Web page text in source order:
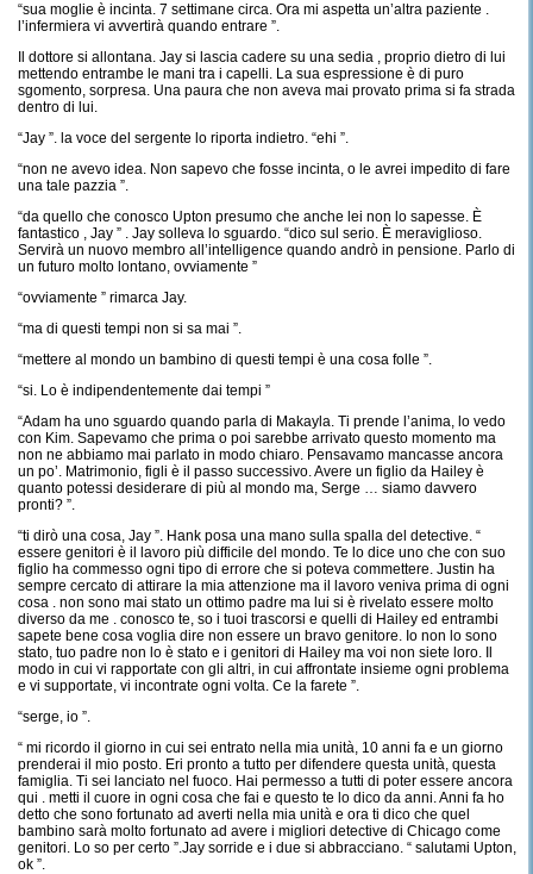
“sua moglie è incinta. 7 settimane circa. Ora mi aspetta un’altra paziente .
l’infermiera vi avvertirà quando entrare ”.
Il dottore si allontana. Jay si lascia cadere su una sedia , proprio dietro di lui
mettendo entrambe le mani tra i capelli. La sua espressione è di puro
sgomento, sorpresa. Una paura che non aveva mai provato prima si fa strada
dentro di lui.
“Jay ”. la voce del sergente lo riporta indietro. “ehi ”.
“non ne avevo idea. Non sapevo che fosse incinta, o le avrei impedito di fare
una tale pazzia ”.
“da quello che conosco Upton presumo che anche lei non lo sapesse. È
fantastico , Jay ” . Jay solleva lo sguardo. “dico sul serio. È meraviglioso.
Servirà un nuovo membro all’intelligence quando andrò in pensione. Parlo di
un futuro molto lontano, ovviamente ”
“ovviamente ” rimarca Jay.
“ma di questi tempi non si sa mai ”.
“mettere al mondo un bambino di questi tempi è una cosa folle ”.
“si. Lo è indipendentemente dai tempi ”
“Adam ha uno sguardo quando parla di Makayla. Ti prende l’anima, lo vedo
con Kim. Sapevamo che prima o poi sarebbe arrivato questo momento ma
non ne abbiamo mai parlato in modo chiaro. Pensavamo mancasse ancora
un po’. Matrimonio, figli è il passo successivo. Avere un figlio da Hailey è
quanto potessi desiderare di più al mondo ma, Serge … siamo davvero
pronti? ”.
“ti dirò una cosa, Jay ”. Hank posa una mano sulla spalla del detective. “
essere genitori è il lavoro più difficile del mondo. Te lo dice uno che con suo
figlio ha commesso ogni tipo di errore che si poteva commettere. Justin ha
sempre cercato di attirare la mia attenzione ma il lavoro veniva prima di ogni
cosa . non sono mai stato un ottimo padre ma lui si è rivelato essere molto
diverso da me . conosco te, so i tuoi trascorsi e quelli di Hailey ed entrambi
sapete bene cosa voglia dire non essere un bravo genitore. Io non lo sono
stato, tuo padre non lo è stato e i genitori di Hailey ma voi non siete loro. Il
modo in cui vi rapportate con gli altri, in cui affrontate insieme ogni problema
e vi supportate, vi incontrate ogni volta. Ce la farete ”.
“serge, io ”.
“ mi ricordo il giorno in cui sei entrato nella mia unità, 10 anni fa e un giorno
prenderai il mio posto. Eri pronto a tutto per difendere questa unità, questa
famiglia. Ti sei lanciato nel fuoco. Hai permesso a tutti di poter essere ancora
qui . metti il cuore in ogni cosa che fai e questo te lo dico da anni. Anni fa ho
detto che sono fortunato ad averti nella mia unità e ora ti dico che quel
bambino sarà molto fortunato ad avere i migliori detective di Chicago come
genitori. Lo so per certo ”.Jay sorride e i due si abbracciano. “ salutami Upton,
ok ”.